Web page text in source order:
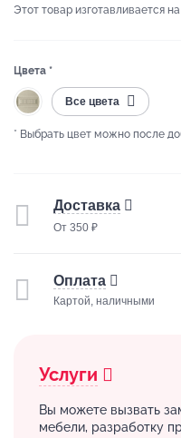
Этот товар изготавливается
Цвета *
Все цвета
* Выбрать цвет можно после
Доставка
От 350 ₽
Оплата
Картой, наличными
Услуги
Вы можете вызвать
мебели, разработку